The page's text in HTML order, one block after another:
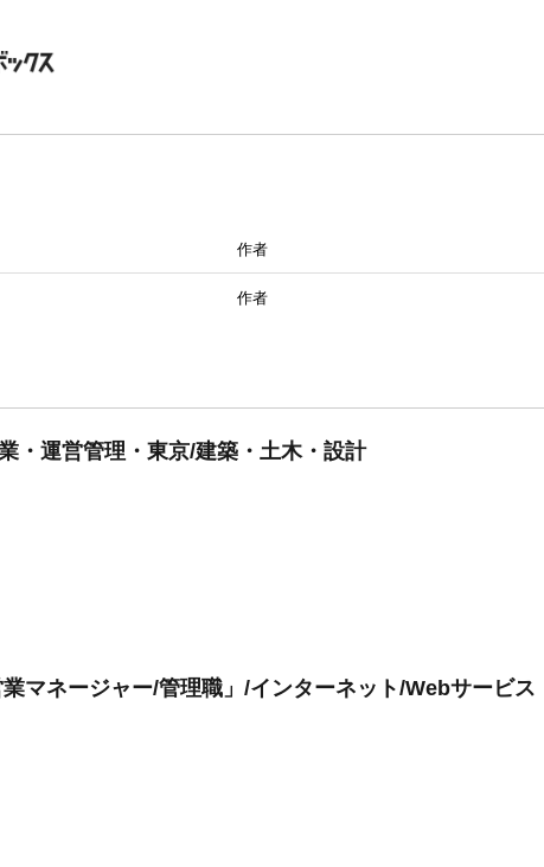
作者
作者
・運営管理・東京/建築・土木・設計
マネージャー/管理職」/インターネット/Webサービス